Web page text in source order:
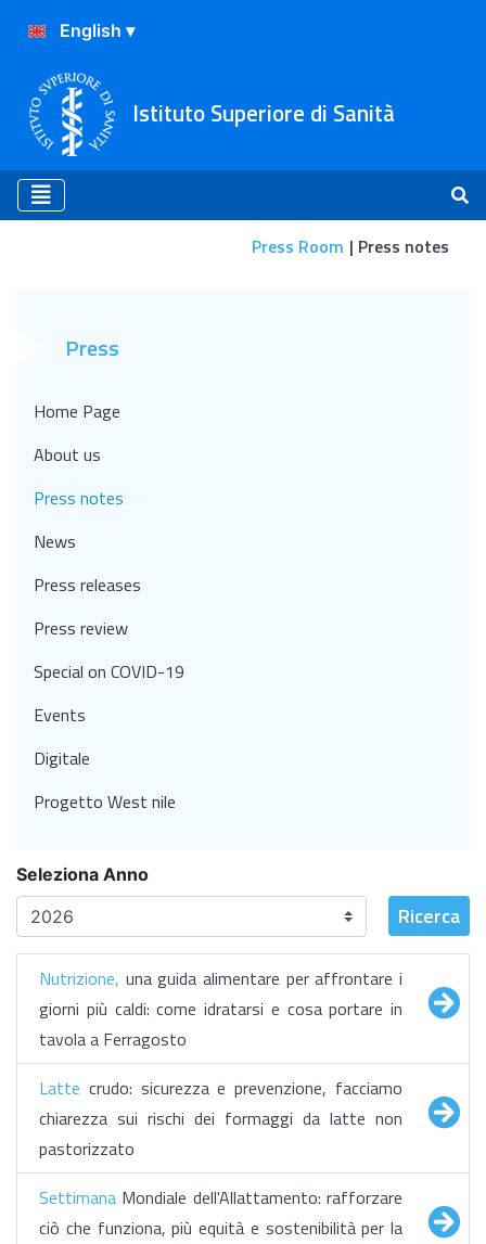
Istituto Superiore di Sanità
Press Room Press notes
Seleziona Anno
Ricerca
Nutrizione, una guida alimentare per affrontare i
giorni più caldi: come idratarsi e cosa portare in
tavola a Ferragosto
Latte crudo: sicurezza e prevenzione, facciamo
chiarezza sui rischi dei formaggi da latte non
pastorizzato
Settimana Mondiale dell'Allattamento: rafforzare
ciò che funziona, più equità e sostenibilità per la
Press
Home Page
About us
Press notes
News
Press releases
Press review
Special on COVID-19
Events
Digitale
Progetto West nile